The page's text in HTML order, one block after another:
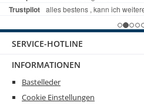
SERVICE-HOTLINE
INFORMATIONEN
Bastelleder
Cookie Einstellungen